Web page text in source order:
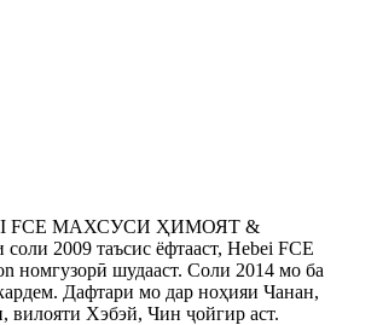
FCE МАХСУСИ ҲИМОЯТ &
2009 таъсис ёфтааст, Hebei FCE
номгузорӣ шудааст. Соли 2014 мо ба
Дафтари мо дар ноҳияи Чанан,
Хэбэй, Чин ҷойгир аст.